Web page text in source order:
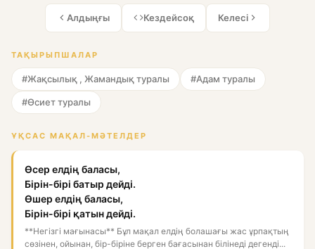
Алдыңғы Кездейсоқ Келесі
ТАҚЫРЫПШАЛАР
#Жақсылық , Жамандық туралы #Адам туралы
#Өсиет туралы
ҰҚСАС МАҚАЛ-МӘТЕЛДЕР
Өсер елдің баласы,
Бірін-бірі батыр дейді.
Өшер елдің баласы,
Бірін-бірі қатын дейді.
**Негізгі мағынасы** Бұл мақал елдің болашағы жас ұрпақтың
сөзінен, ойынан, бір-біріне берген бағасынан білінеді дегенді...